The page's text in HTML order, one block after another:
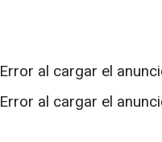
Error al cargar el
Error al cargar el